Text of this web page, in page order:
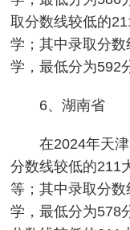
取分数线较低的
学；其中录取分
学，最低分为592
6、湖南省
在2024年天
分数线较低的211
等；其中录取分
学，最低分为578